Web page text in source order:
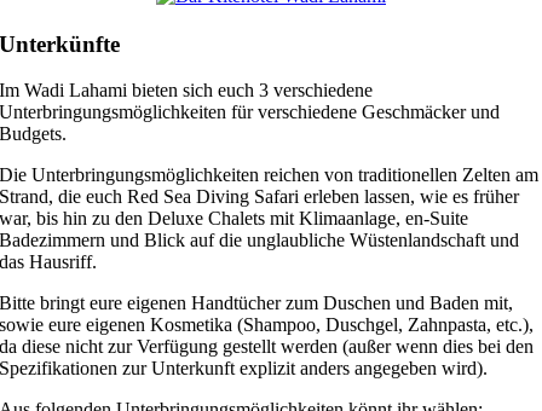
Unterkünfte
Im Wadi Lahami bieten sich euch 3 verschiedene
Unterbringungsmöglichkeiten für verschiedene Geschmäcker und
Budgets.
Die Unterbringungsmöglichkeiten reichen von traditionellen Zelten am
Strand, die euch Red Sea Diving Safari erleben lassen, wie es früher
war, bis hin zu den Deluxe Chalets mit Klimaanlage, en-Suite
Badezimmern und Blick auf die unglaubliche Wüstenlandschaft und
das Hausriff.
Bitte bringt eure eigenen Handtücher zum Duschen und Baden mit,
sowie eure eigenen Kosmetika (Shampoo, Duschgel, Zahnpasta, etc.),
da diese nicht zur Verfügung gestellt werden (außer wenn dies bei den
Spezifikationen zur Unterkunft explizit anders angegeben wird).